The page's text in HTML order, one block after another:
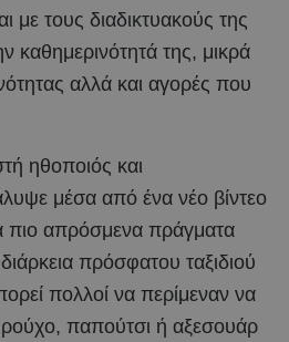
με τους διαδικτυακούς της
καθημερινότητά της, μικρά
αλλά και αγορές που
ηθοποιός και
μέσα από ένα νέο βίντεο
πιο απρόσμενα πράγματα
πρόσφατου ταξιδιού
πολλοί να περίμεναν να
ρούχο, παπούτσι ή αξεσουάρ